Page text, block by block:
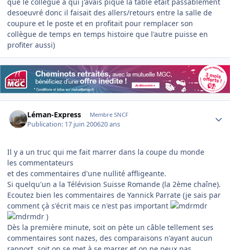
desoeuvré donc il faisait des allers/retours entre la salle de
coupure et le poste et en profitait pour remplacer son
collègue de temps en temps histoire que l'autre puisse en
profiter aussi)
Léman-Express Membre SNCF
Publication: 17 juin 200620 ans
Il y a un truc qui me fait marrer dans la coupe du monde
les commentateurs
et des commentaires d'une nullité affligeante.
Si quelqu'un a la Télévision Suisse Romande (la 2ème chaîne).
Ecoutez bien les commentaires de Yannick Parrate (je sais par
comment çà s'écrit mais ce n'est pas important
)
Dès la première minute, soit on pète un câble tellement ses
commentaires sont nazes, des comparaisons n'ayant aucun